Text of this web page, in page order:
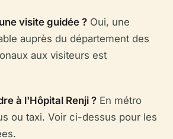
visite guidée ? Oui, une
auprès du département des
aux visiteurs est
à l'Hôpital Renji ? En métro
ou taxi. Voir ci-dessus pour les